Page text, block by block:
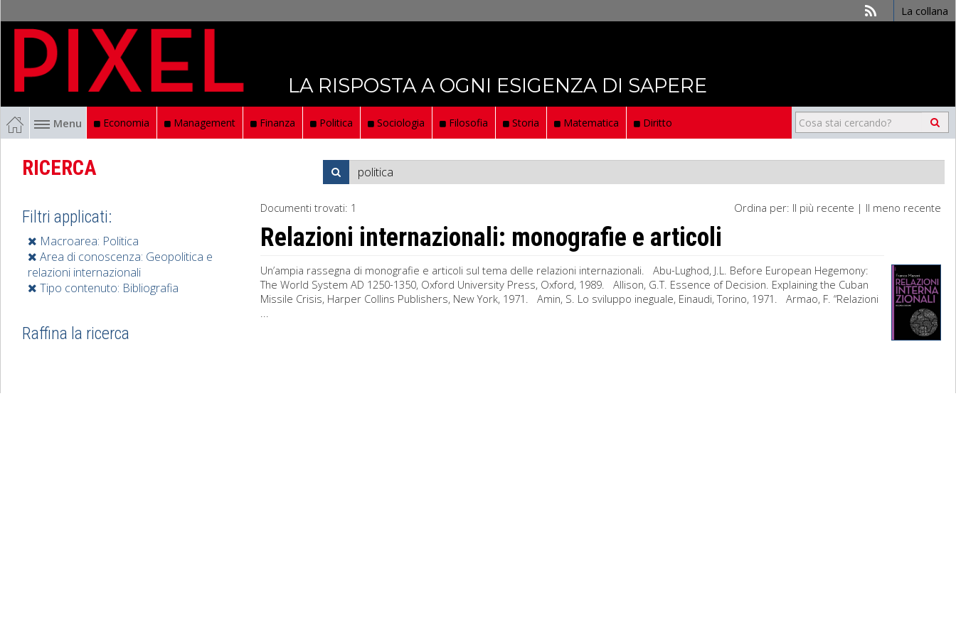
La collana
LA RISPOSTA A OGNI ESIGENZA DI SAPERE
Menu Economia Management Finanza Politica Sociologia Filosofia Storia Matematica Diritto
RICERCA
Ordina per: Il più recente | Il meno recente
Documenti trovati: 1
Relazioni internazionali: monografie e articoli
Un’ampia rassegna di monografie e articoli sul tema delle relazioni internazionali. Abu-Lughod, J.L. Before European Hegemony:
The World System AD 1250-1350, Oxford University Press, Oxford, 1989. Allison, G.T. Essence of Decision. Explaining the Cuban
Missile Crisis, Harper Collins Publishers, New York, 1971. Amin, S. Lo sviluppo ineguale, Einaudi, Torino, 1971. Armao, F. “Relazioni
...
Filtri applicati:
Macroarea: Politica
Area di conoscenza: Geopolitica e
relazioni internazionali
Tipo contenuto: Bibliografia
Raffina la ricerca